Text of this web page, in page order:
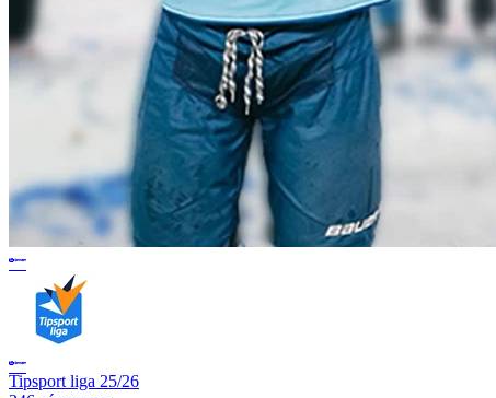
Tipsport liga 25/26